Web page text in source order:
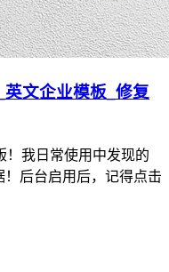
文企业模板_修复
！我日常使用中发现的
后台启用后，记得点击